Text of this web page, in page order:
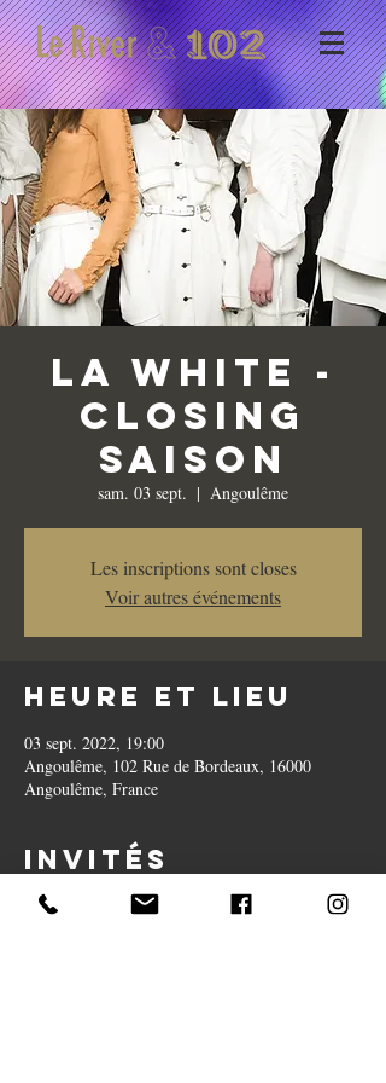
La White -
Closing
saison
sam. 03 sept.
  |
Angoulême
Les inscriptions sont closes
Voir autres événements
Heure et lieu
03 sept. 2022, 19:00
Angoulême, 102 Rue de Bordeaux, 16000
Angoulême, France
Invités
+ 9 autres invités